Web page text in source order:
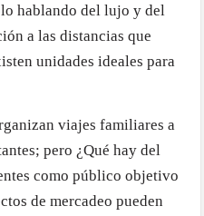
hablando del lujo y del
a las distancias que
unidades ideales para
viajes familiares a
pero ¿Qué hay del
como público objetivo
de mercadeo pueden